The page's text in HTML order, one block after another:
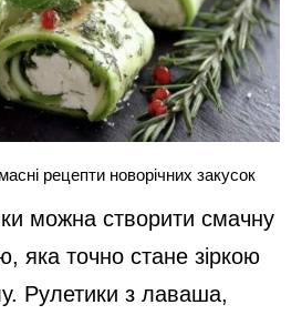
рецепти новорічних закусок
можна створити смачну
яка точно стане зіркою
Рулетики з лаваша,